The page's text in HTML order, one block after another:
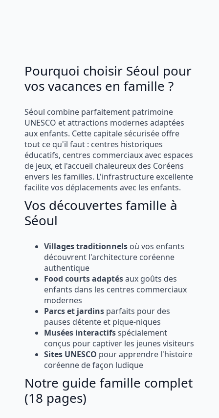
Pourquoi choisir Séoul pour
vos vacances en famille ?
Séoul combine parfaitement patrimoine
UNESCO et attractions modernes adaptées
aux enfants. Cette capitale sécurisée offre
tout ce qu'il faut : centres historiques
éducatifs, centres commerciaux avec espaces
de jeux, et l'accueil chaleureux des Coréens
envers les familles. L'infrastructure excellente
facilite vos déplacements avec les enfants.
Vos découvertes famille à
Séoul
Villages traditionnels où vos enfants
découvrent l'architecture coréenne
authentique
Food courts adaptésaux goûts des
enfants dans les centres commerciaux
modernes
Parcs et jardins parfaits pour des
pauses détente et pique-niques
Musées interactifsspécialement
conçus pour captiver les jeunes visiteurs
Sites UNESCO pour apprendre l'histoire
coréenne de façon ludique
Notre guide famille complet
(18 pages)